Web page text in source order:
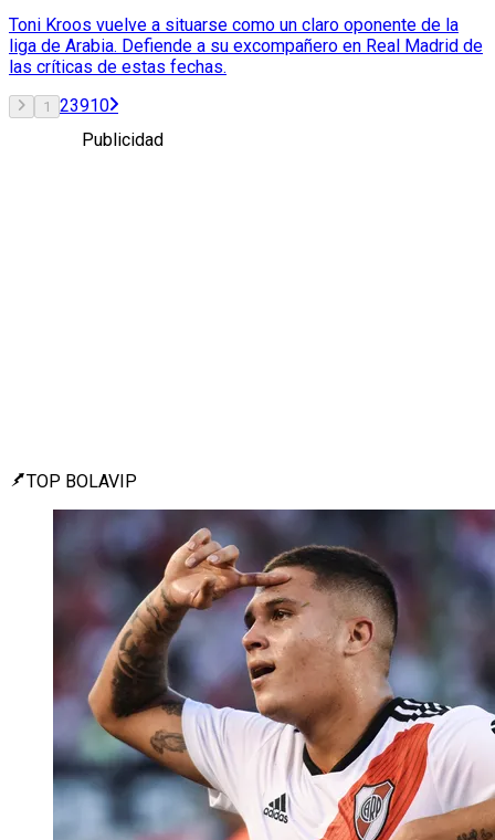
Toni Kroos vuelve a situarse como un claro oponente de la
liga de Arabia. Defiende a su excompañero en Real Madrid de
las críticas de estas fechas.
1 23910
Publicidad
TOP BOLAVIP